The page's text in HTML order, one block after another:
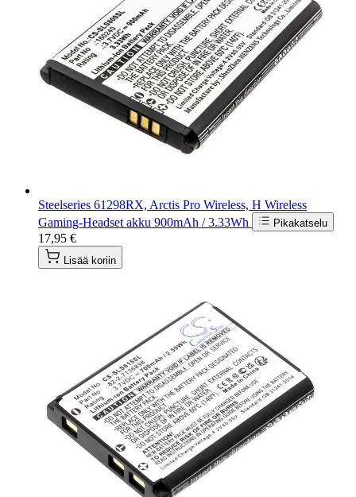
Steelseries 61298RX, Arctis Pro Wireless, H Wireless
Gaming-Headset akku 900mAh / 3.33Wh
Pikakatselu
17,95 €
Lisää koriin